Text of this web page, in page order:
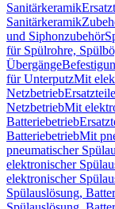
Sanitärkeramik
Sanitärkeramik
und Siphonzubehör
für Spülrohre,
Übergänge
für UnterputzMit
Netzbetrieb
NetzbetriebMit
Batteriebetrieb
BatteriebetriebMit
pneumatischer
elektronischer
elektronischer
Spülauslösung,